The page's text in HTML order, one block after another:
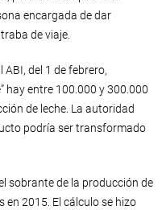
encargada de dar
de viaje.
del 1 de febrero,
hay entre 100.000 y 300.000
de leche. La autoridad
podría ser transformado
sobrante de la producción de
en 2015. El cálculo se hizo